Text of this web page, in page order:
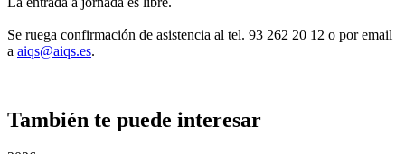
Se ruega confirmación de asistencia al tel. 93 262 20 12 o por email
a aiqs@aiqs.es.
También te puede interesar